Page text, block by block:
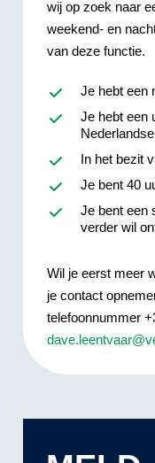
wij op zoek naar
weekend- en
van deze functie.
Je hebt een
Je hebt een
In het bezit
Je bent 40
Je bent een
verder wil
Wil je eerst meer
je contact
telefoonnummer